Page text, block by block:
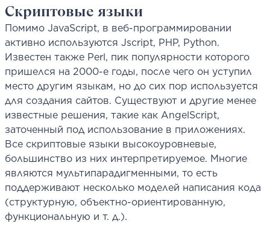
Скриптовые языки
Помимо JavaScript, в веб-программировании
активно используются Jscript, PHP, Python.
Известен также Perl, пик популярности которого
пришелся на 2000-е годы, после чего он уступил
место другим языкам, но до сих пор используется
для создания сайтов. Существуют и другие менее
известные решения, такие как AngelScript,
заточенный под использование в приложениях.
Все скриптовые языки высокоуровневые,
большинство из них интерпретируемое. Многие
являются мультипарадигменными, то есть
поддерживают несколько моделей написания кода
(структурную, объектно-ориентированную,
функциональную и т. д.).